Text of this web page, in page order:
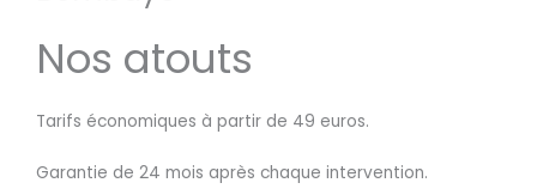
Nos atouts
Tarifs économiques à partir de 49 euros.
Garantie de 24 mois après chaque intervention.